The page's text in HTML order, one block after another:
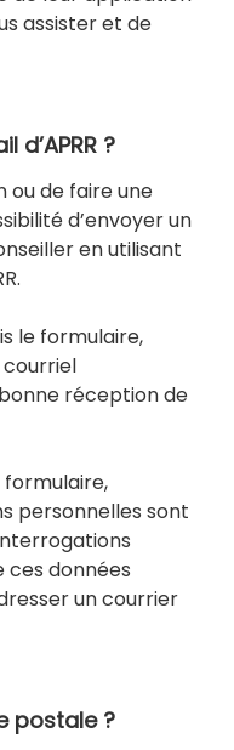
assister et de
d’APRR ?
ou de faire une
d’envoyer un
en utilisant
le formulaire,
réception de
personnelles sont
données
un courrier
postale ?